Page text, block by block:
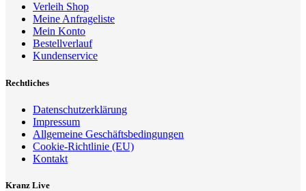
Verleih Shop
Meine Anfrageliste
Mein Konto
Bestellverlauf
Kundenservice
Rechtliches
Datenschutzerklärung
Impressum
Allgemeine Geschäftsbedingungen
Cookie-Richtlinie (EU)
Kontakt
Kranz Live